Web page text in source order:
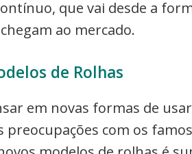
que vai desde a
ao mercado.
de Rolhas
em novas formas de usar
com os